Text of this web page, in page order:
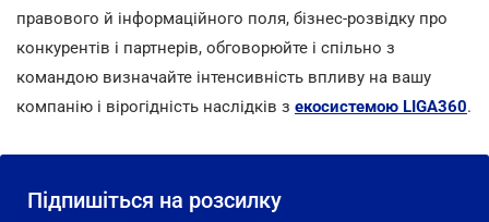
правового й інформаційного поля, бізнес-розвідку про
конкурентів і партнерів, обговорюйте і спільно з
командою визначайте інтенсивність впливу на вашу
компанію і вірогідність наслідків з екосистемою LIGA360.
Підпишіться на розсилку